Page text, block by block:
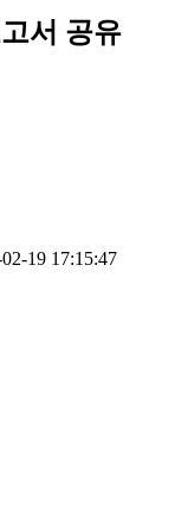
서 공유
19 17:15:47